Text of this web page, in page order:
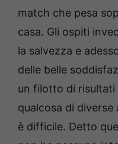
match che pesa
casa. Gli ospiti
la salvezza e
delle belle
un filotto di
qualcosa di
è difficile. Detto